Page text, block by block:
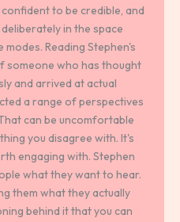
to be credible, and
in the space
Reading Stephen's
someone who has thought
and arrived at actual
a range of perspectives
can be uncomfortable
you disagree with. It's
engaging with. Stephen
what they want to hear.
them what they actually
behind it that you can